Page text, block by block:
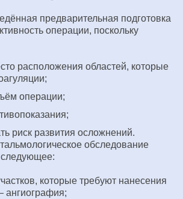
предварительная подготовка
операции, поскольку
расположения областей, которые
операции;
риск развития осложнений.
обследование
следующее:
которые требуют нанесения
ангиография;